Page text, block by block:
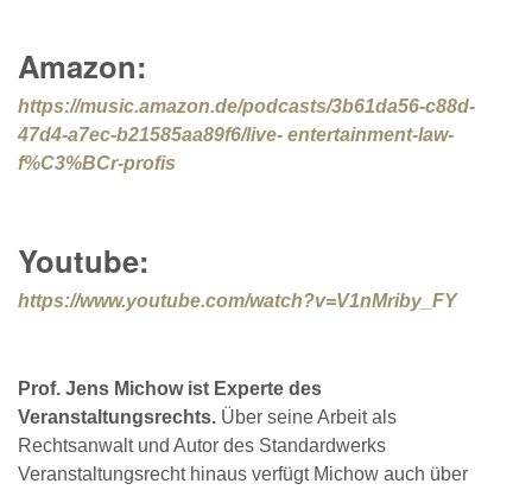
Amazon:
https://music.amazon.de/podcasts/3b61da56-c88d-
47d4-a7ec-b21585aa89f6/live- entertainment-law-
f%C3%BCr-profis
Youtube:
https://www.youtube.com/watch?v=V1nMriby_FY
Prof. Jens Michow ist Experte des
Veranstaltungsrechts. Über seine Arbeit als
Rechtsanwalt und Autor des Standardwerks
Veranstaltungsrecht hinaus verfügt Michow auch über